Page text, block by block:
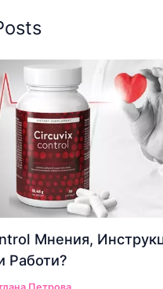
Мнения,
Работи?